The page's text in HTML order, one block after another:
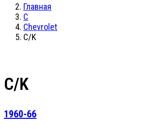
Главная
C
Chevrolet
C/K
C/K
1960-66